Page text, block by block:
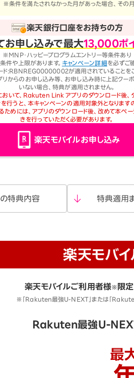
※条件を満たされなかった月があった場合、その
楽天銀行口座をお持ちの方
お申し込みで最大13,000ポイ
※MNP・ハッピープログラムエントリー等条件あり
件や上限があります。 キャンペーン詳細を必ずご
ド:RBNREG00000002が適用されていることを
らのお申し込み等、お申し込み時に上記クーポ
いない場合、特典が適用されません。
いて、Rakuten Link アプリのダウンロード後、
行うと、本キャンペーンの適用対象外となります
ためには、アプリのダウンロード後、改めて本ペ
きを行っていただく必要があります。
楽天モバイルお申し込み
特典内容 特典適用
楽天モバ
楽天モバイルご利用者様※ 限
※「Rakuten最強U-NEXT」または「Rakuten
Rakuten最強U-